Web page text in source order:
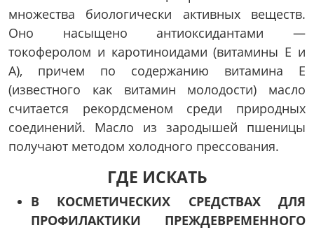
множества биологически активных веществ.
Оно насыщено антиоксидантами —
токоферолом и каротиноидами (витамины Е и
А), причем по содержанию витамина Е
(известного как витамин молодости) масло
считается рекордсменом среди природных
соединений. Масло из зародышей пшеницы
получают методом холодного прессования.
ГДЕ ИСКАТЬ
В КОСМЕТИЧЕСКИХ СРЕДСТВАХ ДЛЯ
ПРОФИЛАКТИКИ ПРЕЖДЕВРЕМЕННОГО